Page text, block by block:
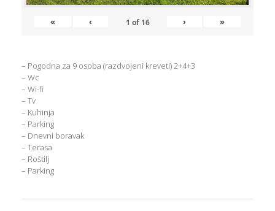
« ‹ 1 of 16 › »
– Pogodna za 9 osoba (razdvojeni kreveti) 2+4+3
– Wc
– Wi-fi
– Tv
– Kuhinja
– Parking
– Dnevni boravak
– Terasa
– Roštilj
– Parking